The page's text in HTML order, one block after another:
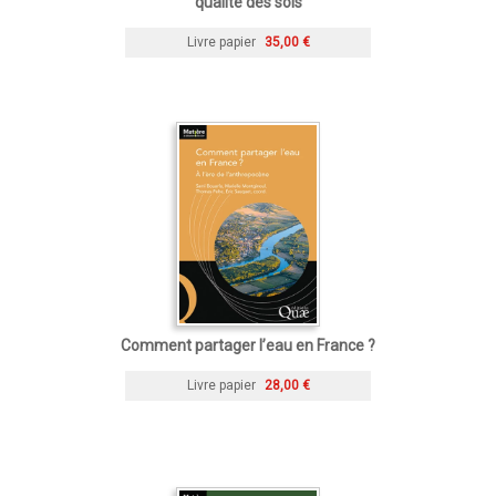
Livre papier 35,00 €
Comment partager l’eau en France ?
Livre papier 28,00 €